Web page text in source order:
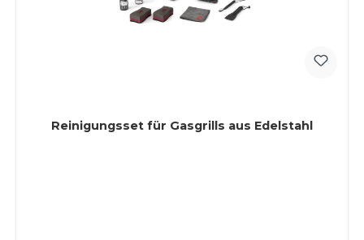
Reinigungsset für Gasgrills aus Edelstahl